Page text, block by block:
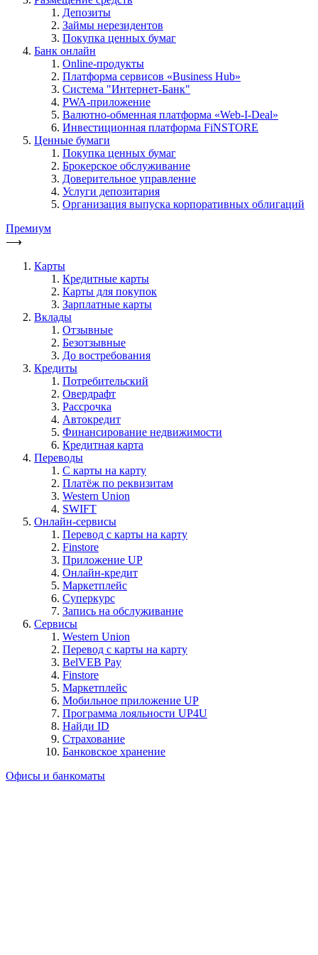
Депозиты
Займы нерезидентов
Покупка ценных бумаг
Банк онлайн
Online-продукты
Платформа сервисов «Business Hub»
Система "Интернет-Банк"
PWA-приложение
Валютно-обменная платформа «Web-I-Deal»
Инвестиционная платформа FiNSTORE
Ценные бумаги
Покупка ценных бумаг
Брокерское обслуживание
Доверительное управление
Услуги депозитария
Организация выпуска корпоративных облигаций
Премиум
⟶
Карты
Кредитные карты
Карты для покупок
Зарплатные карты
Вклады
Отзывные
Безотзывные
До востребования
Кредиты
Потребительский
Овердрафт
Рассрочка
Автокредит
Финансирование недвижимости
Кредитная карта
Переводы
С карты на карту
Платёж по реквизитам
Western Union
SWIFT
Онлайн-сервисы
Перевод с карты на карту
Finstore
Приложение UP
Онлайн-кредит
Маркетплейс
Суперкурс
Запись на обслуживание
Сервисы
Western Union
Перевод с карты на карту
BelVEB Pay
Finstore
Маркетплейс
Мобильное приложение UP
Программа лояльности UP4U
Найди ID
Страхование
Банковское хранение
Офисы и банкоматы